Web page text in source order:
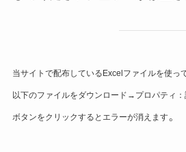
当サイトで配布しているExcelファイルを使っ
以下のファイルをダウンロード→プロパティ
ボタンをクリックするとエラーが消えます。